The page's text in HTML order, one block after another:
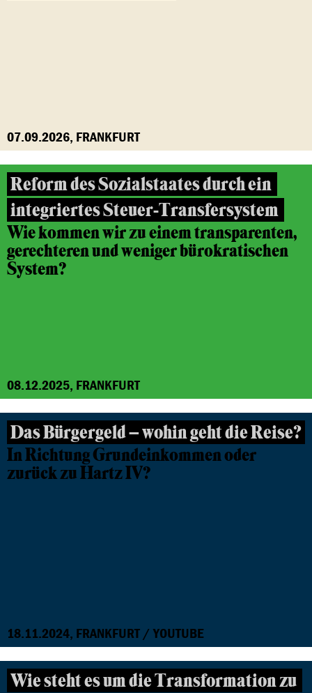
07.09.2026, FRANKFURT
Reform des Sozialstaates durch ein
integriertes Steuer-Transfersystem
Wie kommen wir zu einem transparenten,
gerechteren und weniger bürokratischen
System?
08.12.2025, FRANKFURT
Das Bürgergeld – wohin geht die Reise?
In Richtung Grundeinkommen oder
zurück zu Hartz IV?
18.11.2024, FRANKFURT / YOUTUBE
Wie steht es um die Transformation zu